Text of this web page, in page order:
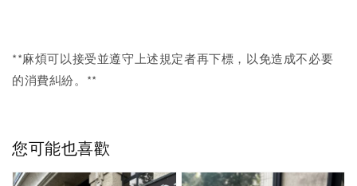
**麻煩可以接受並遵守上述規定者再下標，以免造成不必要
的消費糾紛。**
您可能也喜歡